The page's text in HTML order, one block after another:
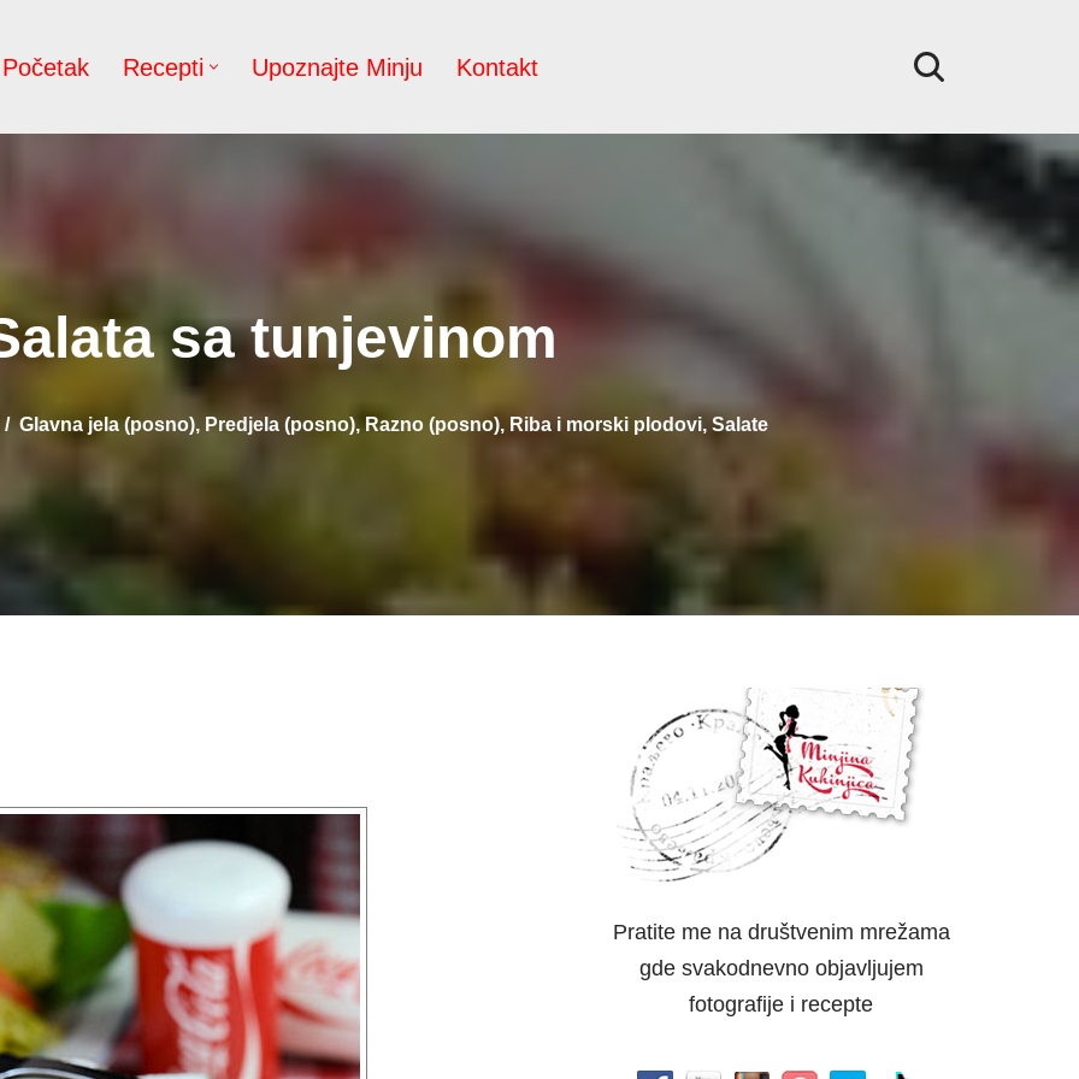
Početak Recepti Upoznajte Minju Kontakt
sa tunjevinom
Glavna jela (posno), Predjela (posno), Razno (posno), Riba i morski plodovi, Salate
Pratite me na društvenim mrežama
gde svakodnevno objavljujem
fotografije i recepte